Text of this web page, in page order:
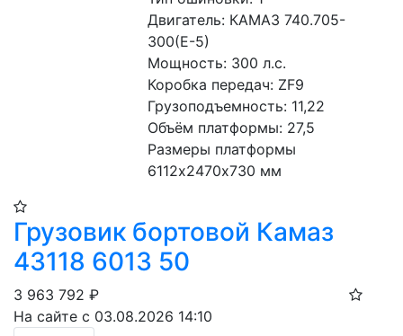
Двигатель: КАМАЗ 740.705-
300(Е-5)
Мощность: 300 л.с.
Коробка передач: ZF9
Грузоподъемность: 11,22
Объём платформы: 27,5
Размеры платформы
6112х2470х730 мм
Грузовик бортовой Камаз
43118 6013 50
3 963 792 ₽
На сайте с 03.08.2026 14:10